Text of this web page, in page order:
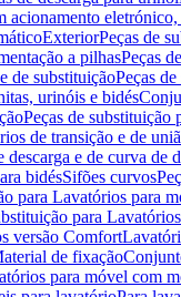
acionamento
ExteriorPeças de
a pilhasPeças
de substituiçãoPeças
urinóis e bidés
Peças de substituição
de transição e de
descarga e de curva de
bidésSifões curvos
para Lavatórios para
para
versão Comfort
de fixação
para móvel com